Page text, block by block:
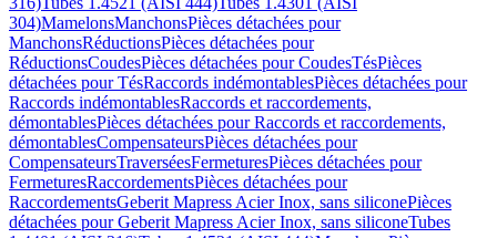
304)MamelonsManchonsPièces détachées pour
ManchonsRéductionsPièces détachées pour
RéductionsCoudesPièces détachées pour CoudesTésPièces
détachées pour TésRaccords indémontablesPièces détachées pour
Raccords indémontablesRaccords et raccordements,
démontablesPièces détachées pour Raccords et raccordements,
démontablesCompensateursPièces détachées pour
CompensateursTraverséesFermeturesPièces détachées pour
FermeturesRaccordementsPièces détachées pour
RaccordementsGeberit Mapress Acier Inox, sans siliconePièces
détachées pour Geberit Mapress Acier Inox, sans siliconeTubes